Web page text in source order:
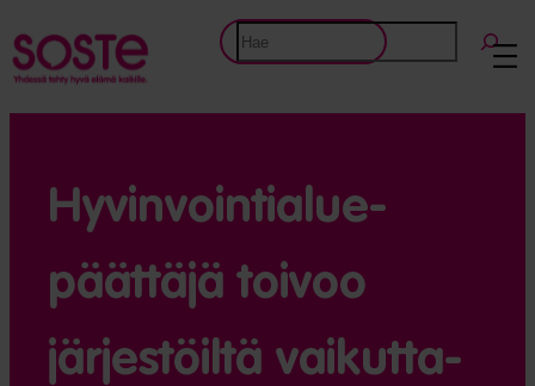
Etsi
Hyvinvointi­alue­
päättäjä toivoo
järjestöiltä vaikutta­